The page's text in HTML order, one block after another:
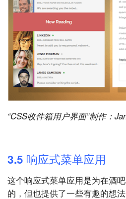
“CSS收件箱用户界面”制作：
3.5 响应式菜单应用
这个响应式菜单应用是为在酒
的，但也提供了一些有趣的想